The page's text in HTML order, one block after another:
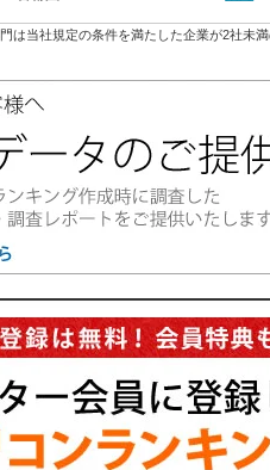
は当社規定の条件を満たした企業が2社未満